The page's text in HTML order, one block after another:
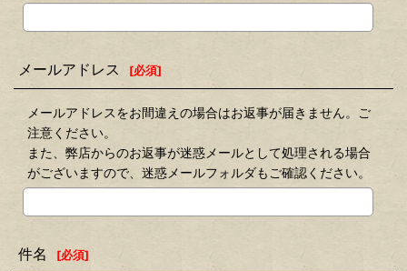
メールアドレス [必須]
メールアドレスをお間違えの場合はお返事が届きません。ご
注意ください。
また、弊店からのお返事が迷惑メールとして処理される場合
がございますので、迷惑メールフォルダもご確認ください。
件名 [必須]